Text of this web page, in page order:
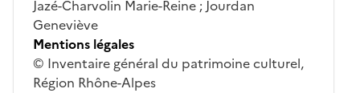
Jazé-Charvolin Marie-Reine ; Jourdan
Geneviève
Mentions légales
© Inventaire général du patrimoine culturel,
Région Rhône-Alpes